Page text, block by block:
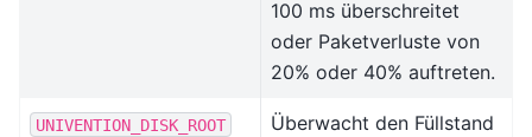
100 ms überschreitet
oder Paketverluste von
20% oder 40% auftreten.
UNIVENTION_DISK_ROOT
Überwacht den Füllstand